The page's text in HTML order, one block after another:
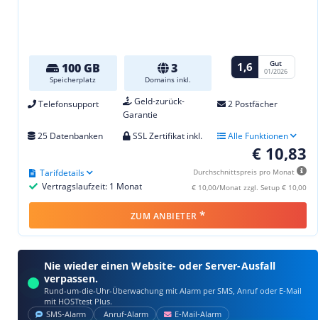
100 GB
Speicherplatz
3
Domains inkl.
1,6 Gut
01/2026
Telefonsupport
Geld-zurück-
Garantie
2 Postfächer
25 Datenbanken SSL Zertifikat inkl. Alle Funktionen
€ 10,83
Durchschnittspreis pro Monat
€ 10,00/Monat zzgl. Setup € 10,00
Vertragslaufzeit: 1 Monat
Tarifdetails
ZUM ANBIETER *
Nie wieder einen Website- oder Server-Ausfall
verpassen.
Rund-um-die-Uhr-Überwachung mit Alarm per SMS, Anruf oder E‑Mail
mit HOSTtest Plus.
SMS‑Alarm Anruf‑Alarm E‑Mail‑Alarm